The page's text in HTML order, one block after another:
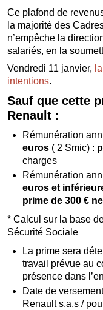
Ce plafond de
la majorité des
n’empêche la
salariés, en la
Vendredi 11 janvier,
intentions.
Sauf que cette
Renault :
Rémunération
euros( 2 Smic) :
charges
Rémunération
euros et
prime de 300 €
* Calcul sur la base
Sécurité Sociale
La prime sera
travail prévue au
présence dans
Date de
Renault s.a.s /